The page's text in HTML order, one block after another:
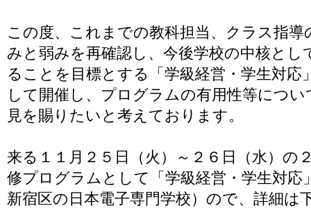
この度、これまでの教科担当、クラス指
みと弱みを再確認し、今後学校の中核と
ることを目標とする「学級経営・学生対
して開催し、プログラムの有用性等につ
見を賜りたいと考えております。
来る１１月２５日（火）～２６日（水）の
修プログラムとして「学級経営・学生対
新宿区の日本電子専門学校）ので、詳細は